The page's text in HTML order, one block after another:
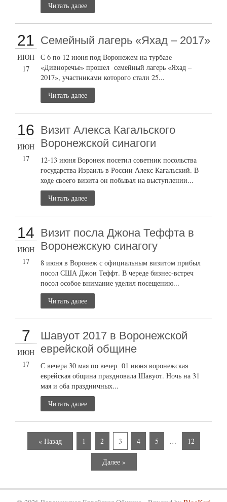
Читать далее
21
ИЮН
17
Семейный лагерь «Яхад – 2017»
С 6 по 12 июня под Воронежем на турбазе
«Дивноречье» прошел семейный лагерь «Яхад –
2017», участниками которого стали 25...
Читать далее
16
ИЮН
17
Визит Алекса Кагальского
Воронежской синагоги
12-13 июня Воронеж посетил советник посольства
государства Израиль в России Алекс Кагальский. В
ходе своего визита он побывал на выступлении...
Читать далее
14
ИЮН
17
Визит посла Джона Теффта в
Воронежскую синагогу
8 июня в Воронеж с официальным визитом прибыл
посол США Джон Теффт. В череде бизнес-встреч
посол особое внимание уделил посещению...
Читать далее
7
ИЮН
17
Шавуот 2017 в Воронежской
еврейской общине
С вечера 30 мая по вечер 01 июня воронежская
еврейская община праздновала Шавуот. Ночь на 31
мая и оба праздничных...
Читать далее
« Назад 1 2 3 4 5 … 12
Далее »